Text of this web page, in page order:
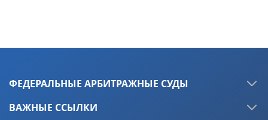
ФЕДЕРАЛЬНЫЕ АРБИТРАЖНЫЕ СУДЫ
ВАЖНЫЕ ССЫЛКИ